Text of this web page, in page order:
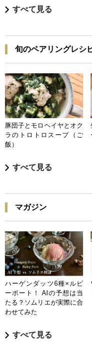
すべて見る
旬のペアリングレシ
豚団子とモロヘイヤとオク
ラのトロトロスープ（ご
飯）
すべて見る
マガジン
ハーゲンダッツ6種×ルビ
ーポート！ AIの予想は当
たる？ソムリエが実際に合
わせてみた
すべて見る